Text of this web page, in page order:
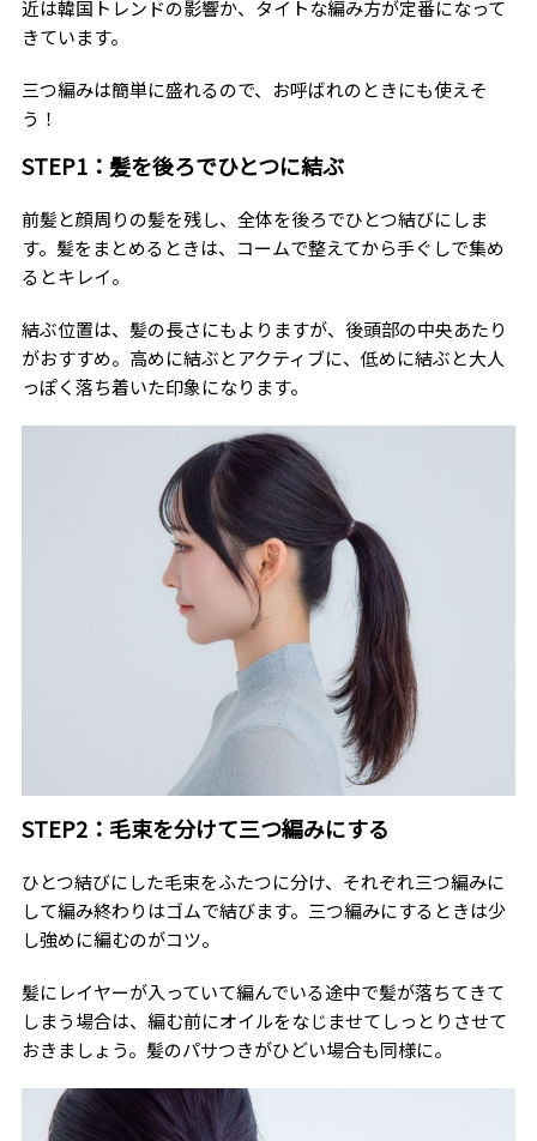
近は韓国トレンドの影響か、タイトな編み方が定番になって
きています。
三つ編みは簡単に盛れるので、お呼ばれのときにも使えそ
う！
STEP1：髪を後ろでひとつに結ぶ
前髪と顔周りの髪を残し、全体を後ろでひとつ結びにしま
す。髪をまとめるときは、コームで整えてから手ぐしで集め
るとキレイ。
結ぶ位置は、髪の長さにもよりますが、後頭部の中央あたり
がおすすめ。高めに結ぶとアクティブに、低めに結ぶと大人
っぽく落ち着いた印象になります。
STEP2：毛束を分けて三つ編みにする
ひとつ結びにした毛束をふたつに分け、それぞれ三つ編みに
して編み終わりはゴムで結びます。三つ編みにするときは少
し強めに編むのがコツ。
髪にレイヤーが入っていて編んでいる途中で髪が落ちてきて
しまう場合は、編む前にオイルをなじませてしっとりさせて
おきましょう。髪のパサつきがひどい場合も同様に。